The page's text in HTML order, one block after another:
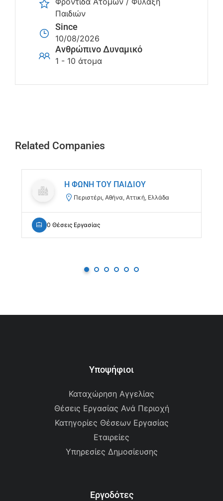
Παιδιών
Since
10/08/2026
Ανθρώπινο Δυναμικό
1 - 10 άτομα
Related Companies
Η ΦΩΝΗ ΤΟΥ ΠΑΙΔΙΟΥ
Περιστέρι, Αθήνα, Αττική, Ελλάδα
0 Θέσεις Εργασίας
Υποψήφιοι
Καταχώρηση Αγγελίας
Θέσεις Εργασίας Ανά Περιοχή
Κατηγορίες Θέσεων Εργασίας
Εταιρείες
Υπηρεσίες Δημοσίευσης
Εργοδότες